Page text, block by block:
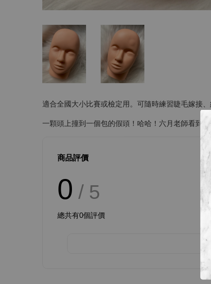
適合全國大小比賽或檢定用。可隨時練習睫毛嫁接
一顆頭上撞到一個包的假頭！哈哈！六月老師看到
商品評價
0 / 5
總共有0個評價